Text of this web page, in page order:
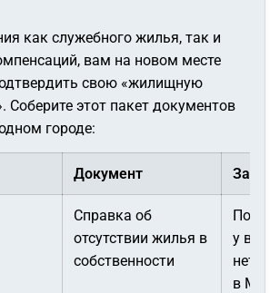
как служебного жилья, так и
вам на новом месте
свою «жилищную
Соберите этот пакет документов
городе:
Документ Зачем
Справка об
отсутствии жилья в
собственности
у вас
нет
в